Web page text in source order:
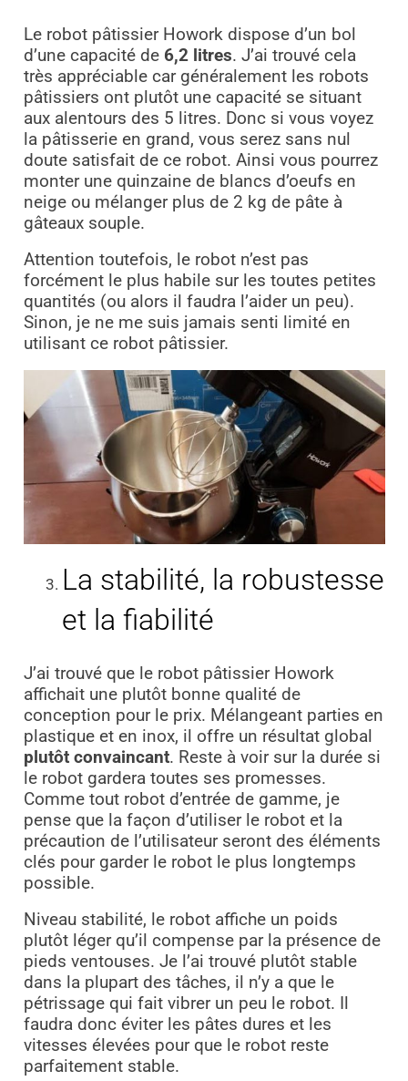
Le robot pâtissier Howork dispose d’un bol
d’une capacité de 6,2 litres. J’ai trouvé cela
très appréciable car généralement les robots
pâtissiers ont plutôt une capacité se situant
aux alentours des 5 litres. Donc si vous voyez
la pâtisserie en grand, vous serez sans nul
doute satisfait de ce robot. Ainsi vous pourrez
monter une quinzaine de blancs d’oeufs en
neige ou mélanger plus de 2 kg de pâte à
gâteaux souple.
Attention toutefois, le robot n’est pas
forcément le plus habile sur les toutes petites
quantités (ou alors il faudra l’aider un peu).
Sinon, je ne me suis jamais senti limité en
utilisant ce robot pâtissier.
La stabilité, la robustesse
et la fiabilité
J’ai trouvé que le robot pâtissier Howork
affichait une plutôt bonne qualité de
conception pour le prix. Mélangeant parties en
plastique et en inox, il offre un résultat global
plutôt convaincant. Reste à voir sur la durée si
le robot gardera toutes ses promesses.
Comme tout robot d’entrée de gamme, je
pense que la façon d’utiliser le robot et la
précaution de l’utilisateur seront des éléments
clés pour garder le robot le plus longtemps
possible.
Niveau stabilité, le robot affiche un poids
plutôt léger qu’il compense par la présence de
pieds ventouses. Je l’ai trouvé plutôt stable
dans la plupart des tâches, il n’y a que le
pétrissage qui fait vibrer un peu le robot. Il
faudra donc éviter les pâtes dures et les
vitesses élevées pour que le robot reste
parfaitement stable.